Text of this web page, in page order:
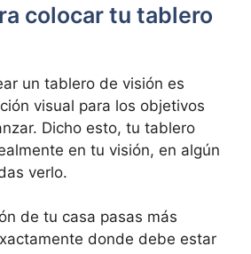
colocar tu tablero
un tablero de visión es
visual para los objetivos
Dicho esto, tu tablero
en tu visión, en algún
verlo.
de tu casa pasas más
donde debe estar